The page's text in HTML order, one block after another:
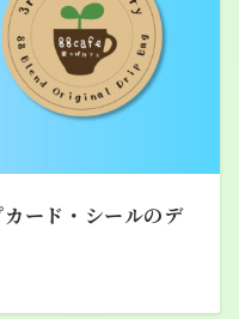
ード・シールのデ